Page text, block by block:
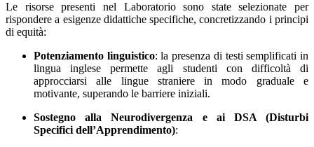
Le risorse presenti nel Laboratorio sono state selezionate per
rispondere a esigenze didattiche specifiche, concretizzando i principi
di equità:
Potenziamento linguistico: la presenza di testi semplificati in
lingua inglese permette agli studenti con difficoltà di
approcciarsi alle lingue straniere in modo graduale e
motivante, superando le barriere iniziali.
Sostegno alla Neurodivergenza e ai DSA (Disturbi
Specifici dell’Apprendimento):